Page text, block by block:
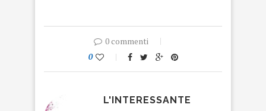
0 commenti
0
L'INTERESSANTE